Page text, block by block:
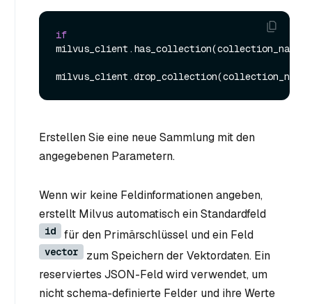
if
milvus_client.has_collection(collection_name):
Erstellen Sie eine neue Sammlung mit den
angegebenen Parametern.
Wenn wir keine Feldinformationen angeben,
erstellt Milvus automatisch ein Standardfeld
id für den Primärschlüssel und ein Feld
vector
zum Speichern der Vektordaten. Ein
reserviertes JSON-Feld wird verwendet, um
nicht schema-definierte Felder und ihre Werte